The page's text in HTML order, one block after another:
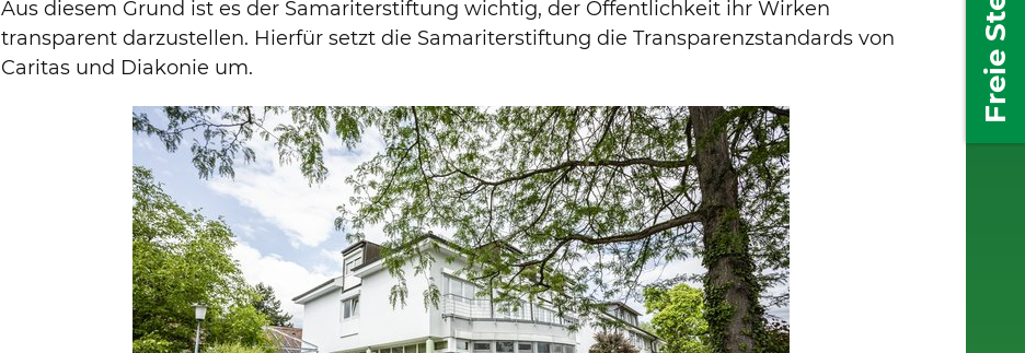
Aus diesem Grund ist es der Samariterstiftung wichtig, der Öffentlichkeit ihr Wirken
transparent darzustellen. Hierfür setzt die Samariterstiftung die Transparenzstandards von
Caritas und Diakonie um.